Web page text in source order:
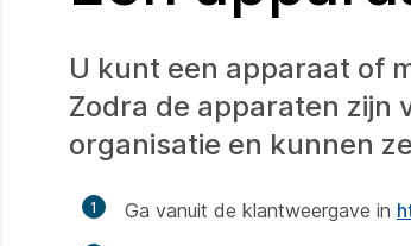
U kunt een apparaat of
Zodra de apparaten zijn
organisatie en kunnen
1 Ga vanuit de klantweergave in